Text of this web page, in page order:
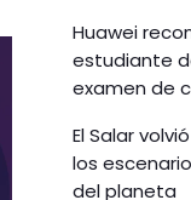
Huawei
estudiante
examen de
El Salar
los
del planeta